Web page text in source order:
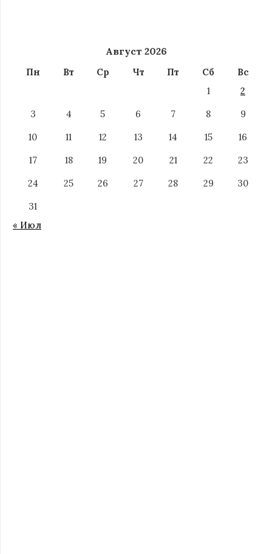
Август 2026
Пн Вт Ср Чт Пт Сб
Вс
1
2
3
4 5 6 7 8
9
10
11 12 13 14 15
16
17
18 19 20 21 22
23
24
25 26 27 28 29
30
31
« Июл